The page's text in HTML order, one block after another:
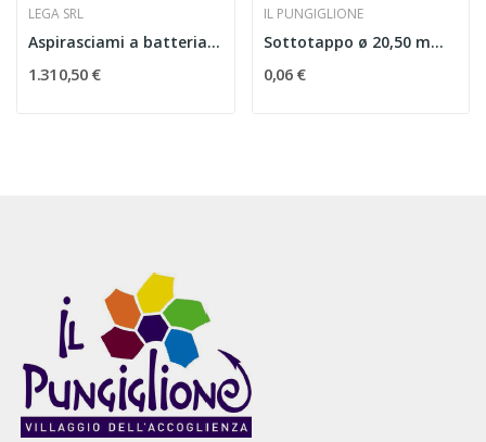
LEGA SRL
Aspirasciami a batteria per cassettino
1.310,50 €
IL PUNGIGLIONE
Sottotappo ø 20,50 mm per Trappola Polline...
0,06 €